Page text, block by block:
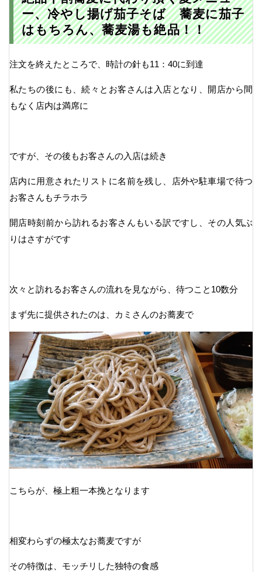
ー、冷やし揚げ茄子そば 蕎麦に茄子
はもちろん、蕎麦湯も絶品！！
注文を終えたところで、時計の針も11：40に到達
私たちの後にも、続々とお客さんは入店となり、開店から間
もなく店内は満席に
ですが、その後もお客さんの入店は続き
店内に用意されたリストに名前を残し、店外や駐車場で待つ
お客さんもチラホラ
開店時刻前から訪れるお客さんもいる訳ですし、その人気ぶ
りはさすがです
次々と訪れるお客さんの流れを見ながら、待つこと10数分
まず先に提供されたのは、カミさんのお蕎麦で
こちらが、極上粗一本挽となります
相変わらずの極太なお蕎麦ですが
その特徴は、モッチリした独特の食感